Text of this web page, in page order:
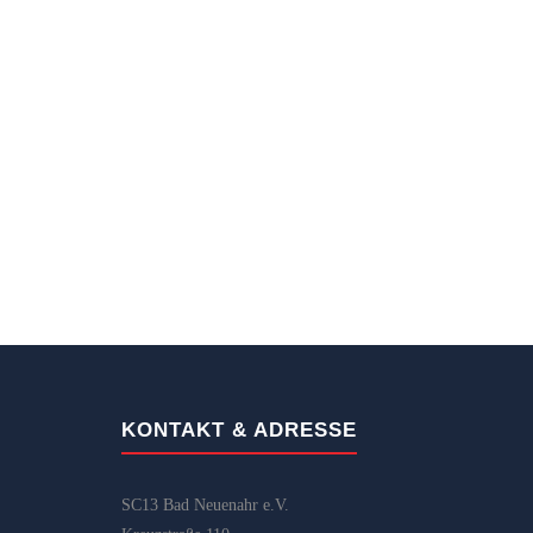
KONTAKT & ADRESSE
SC13 Bad Neuenahr e.V.